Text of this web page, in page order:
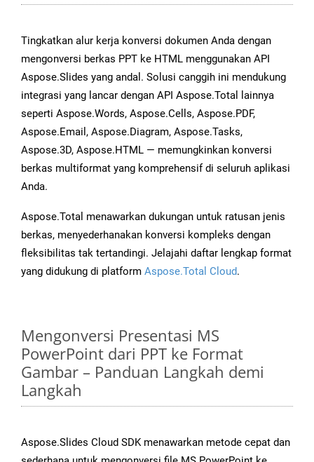
Tingkatkan alur kerja konversi dokumen Anda dengan
mengonversi berkas PPT ke HTML menggunakan API
Aspose.Slides yang andal. Solusi canggih ini mendukung
integrasi yang lancar dengan API Aspose.Total lainnya
seperti Aspose.Words, Aspose.Cells, Aspose.PDF,
Aspose.Email, Aspose.Diagram, Aspose.Tasks,
Aspose.3D, Aspose.HTML — memungkinkan konversi
berkas multiformat yang komprehensif di seluruh aplikasi
Anda.
Aspose.Total menawarkan dukungan untuk ratusan jenis
berkas, menyederhanakan konversi kompleks dengan
fleksibilitas tak tertandingi. Jelajahi daftar lengkap format
yang didukung di platform Aspose.Total Cloud.
Mengonversi Presentasi MS
PowerPoint dari PPT ke Format
Gambar – Panduan Langkah demi
Langkah
Aspose.Slides Cloud SDK menawarkan metode cepat dan